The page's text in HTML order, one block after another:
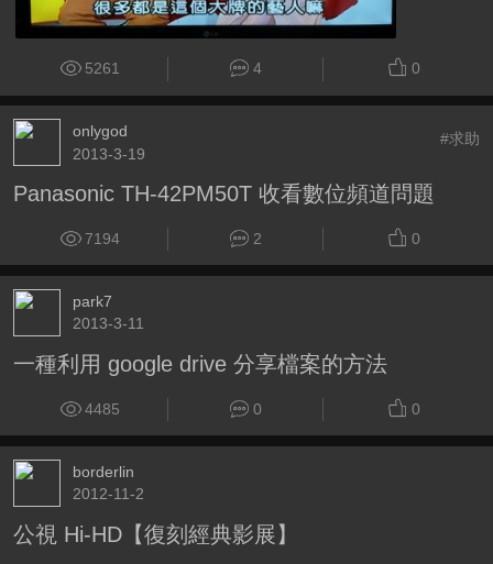
5261 4 0
onlygod
2013-3-19
#求助
Panasonic TH-42PM50T 收看數位頻道問題
7194 2 0
park7
2013-3-11
一種利用 google drive 分享檔案的方法
4485 0 0
borderlin
2012-11-2
公視 Hi-HD【復刻經典影展】